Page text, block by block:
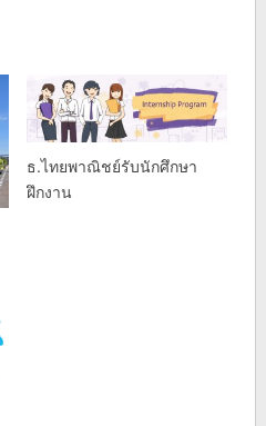
ธ.ไทยพาณิชย์รับนักศึกษา
ฝึกงาน